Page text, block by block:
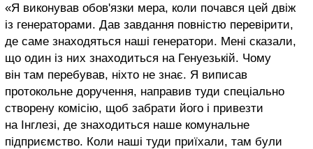
«Я виконував обов'язки мера, коли почався цей двіж
із генераторами. Дав завдання повністю перевірити,
де саме знаходяться наші генератори. Мені сказали,
що один із них знаходиться на Генуезькій. Чому
він там перебував, ніхто не знає. Я виписав
протокольне доручення, направив туди спеціально
створену комісію, щоб забрати його і привезти
на Інглезі, де знаходиться наше комунальне
підприємство. Коли наші туди приїхали, там були